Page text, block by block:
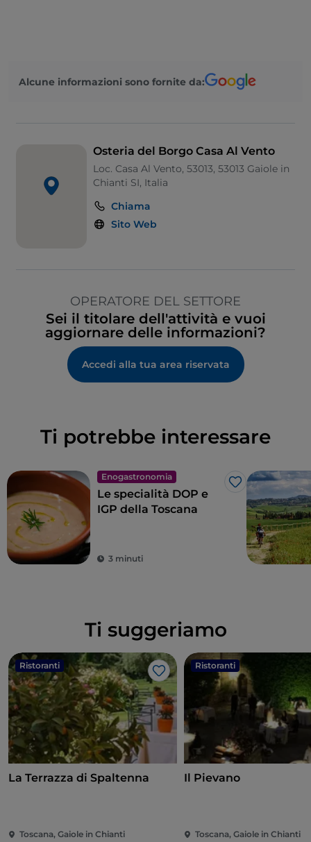
Alcune informazioni sono fornite da:
Osteria del Borgo Casa Al Vento
Loc. Casa Al Vento, 53013, 53013 Gaiole in
Chianti SI, Italia
Chiama
Sito Web
OPERATORE DEL SETTORE
Sei il titolare dell'attività e vuoi
aggiornare delle informazioni?
Accedi alla tua area riservata
Ti potrebbe interessare
Enogastronomia
Like
Le specialità DOP e
IGP della Toscana
3 minuti
Ti suggeriamo
Ristoranti
Like
La Terrazza di Spaltenna
Toscana, Gaiole in Chianti
Ristoranti
Il Pievano
Toscana, Gaiole in Chianti